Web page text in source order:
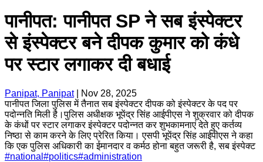
पानीपत: पानीपत SP ने सब इंस्पेक्टर
से इंस्पेक्टर बने दीपक कुमार को कंधे
पर स्टार लगाकर दी बधाई
Panipat, Panipat|
Nov 28, 2025
पानीपत जिला पुलिस में तैनात सब इंस्पेक्टर दीपक को इंस्पेक्टर के पद पर
पदोन्नति मिली है।पुलिस अधीक्षक भूपेंद्र सिंह आईपीएस ने शुक्रवार को दीपक
के कंधों पर स्टार लगाकर इंस्पेक्टर पदोन्नत कर शुभकामनाएं देते हुए कर्तव्य
निष्ठा से काम करने के लिए प्रेरित किया। एसपी भूपेंद्र सिंह आईपीएस ने कहा
कि एक पुलिस अधिकारी का ईमानदार व कर्मठ होना बहुत जरूरी है, सब इंस्पेक्ट
#national #politics#administration